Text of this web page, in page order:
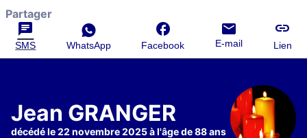
Partager
SMS WhatsApp Facebook E-mail Lien
Jean GRANGER
décédé le 22 novembre 2025 à l'âge de 88 ans